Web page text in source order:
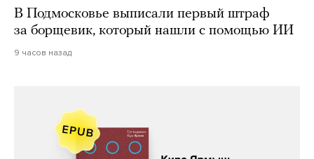
В Подмосковье выписали первый штраф
за борщевик, который нашли с помощью ИИ
9 часов назад